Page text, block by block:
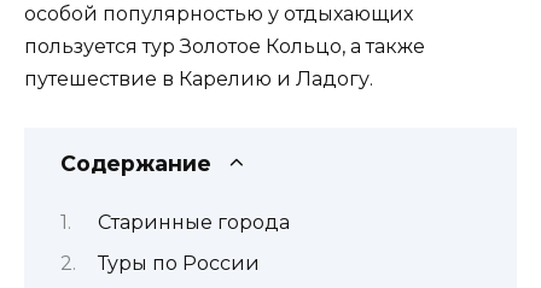
особой популярностью у отдыхающих
пользуется тур Золотое Кольцо, а также
путешествие в Карелию и Ладогу.
Содержание
Старинные города
Туры по России